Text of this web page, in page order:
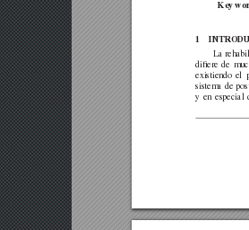
Key
1 INTR
La
diﬁere de
existiendo el
sistema de
y en especial